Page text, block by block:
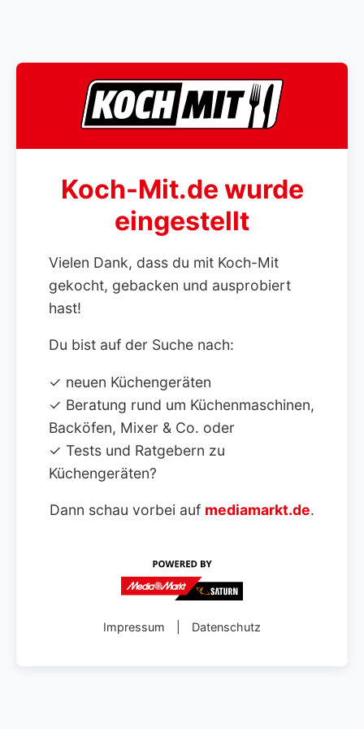
Koch-Mit.de wurde
eingestellt
Vielen Dank, dass du mit Koch-Mit
gekocht, gebacken und ausprobiert
hast!
Du bist auf der Suche nach:
✓ neuen Küchengeräten
✓ Beratung rund um Küchenmaschinen,
Backöfen, Mixer & Co. oder
✓ Tests und Ratgebern zu
Küchengeräten?
Dann schau vorbei auf mediamarkt.de.
Impressum Datenschutz